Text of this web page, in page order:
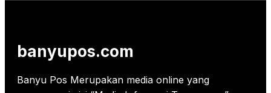
banyupos.com
Banyu Pos Merupakan media online yang